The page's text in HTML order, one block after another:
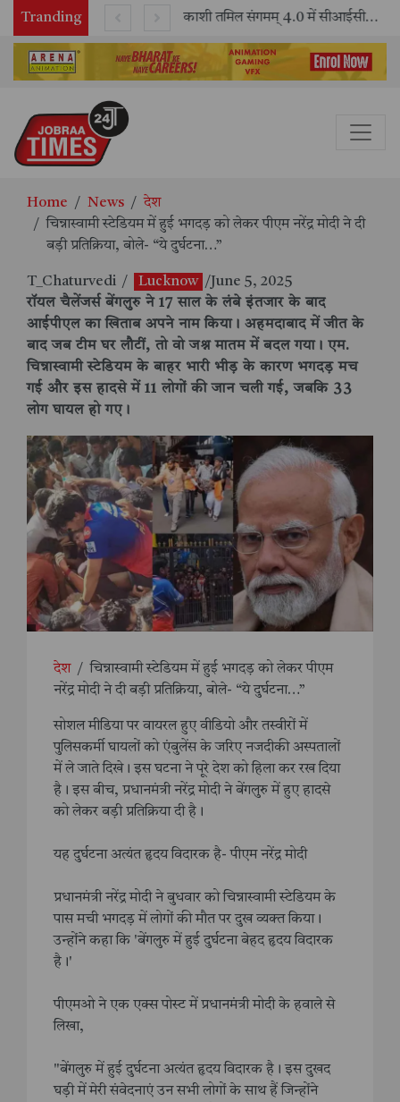
Tranding काशी तमिल संगमम् 4.0 में सीआईसीटी का स्टॉल बना तमिल भाषा और संस्कृति का केंद्र, ‘तमिल करकलाम’ से सीखना हुआ सरल
Home News
देश
चिन्नास्वामी स्टेडियम में हुई भगदड़ को लेकर पीएम नरेंद्र मोदी ने दी
बड़ी प्रतिक्रिया, बोले- “ये दुर्घटना…”
T_Chaturvedi / Lucknow /June 5, 2025
रॉयल चैलेंजर्स बेंगलुरु ने 17 साल के लंबे इंतजार के बाद
आईपीएल का खिताब अपने नाम किया। अहमदाबाद में जीत के
बाद जब टीम घर लौटीं, तो वो जश्न मातम में बदल गया। एम.
चिन्नास्वामी स्टेडियम के बाहर भारी भीड़ के कारण भगदड़ मच
गई और इस हादसे में 11 लोगों की जान चली गई, जबकि 33
लोग घायल हो गए।
देश / चिन्नास्वामी स्टेडियम में हुई भगदड़ को लेकर पीएम
नरेंद्र मोदी ने दी बड़ी प्रतिक्रिया, बोले- “ये दुर्घटना…”
सोशल मीडिया पर वायरल हुए वीडियो और तस्वीरों में
पुलिसकर्मी घायलों को एंबुलेंस के जरिए नजदीकी अस्पतालों
में ले जाते दिखे। इस घटना ने पूरे देश को हिला कर रख दिया
है। इस बीच, प्रधानमंत्री नरेंद्र मोदी ने बेंगलुरु में हुए हादसे
को लेकर बड़ी प्रतिक्रिया दी है।
यह दुर्घटना अत्यंत हृदय विदारक है- पीएम नरेंद्र मोदी
प्रधानमंत्री नरेंद्र मोदी ने बुधवार को चिन्नास्वामी स्टेडियम के
पास मची भगदड़ में लोगों की मौत पर दुख व्यक्त किया।
उन्होंने कहा कि 'बेंगलुरु में हुई दुर्घटना बेहद हृदय विदारक
है।'
पीएमओ ने एक एक्स पोस्ट में प्रधानमंत्री मोदी के हवाले से
लिखा,
"बेंगलुरु में हुई दुर्घटना अत्यंत हृदय विदारक है। इस दुखद
घड़ी में मेरी संवेदनाएं उन सभी लोगों के साथ हैं जिन्होंने